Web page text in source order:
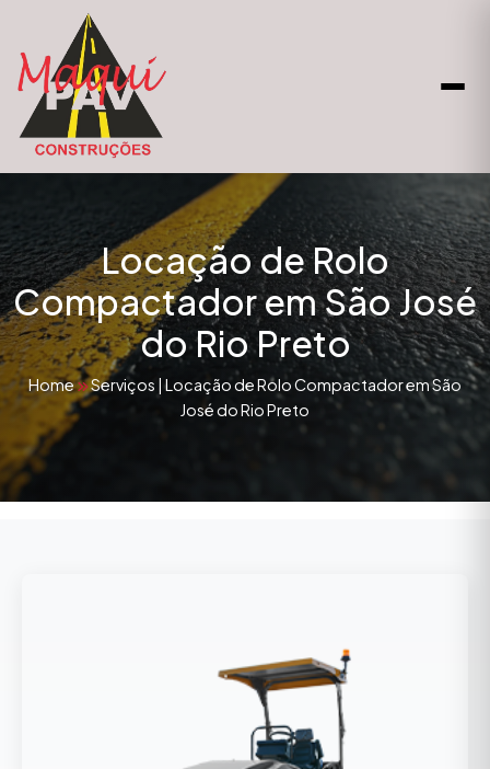
Locação de Rolo
Compactador em São José
do Rio Preto
Home Serviços |Locação de Rolo Compactador em São
José do Rio Preto